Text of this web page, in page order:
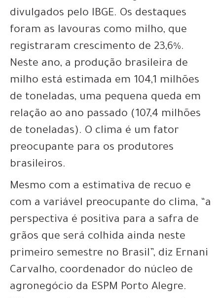
divulgados pelo IBGE. Os destaques
foram as lavouras como milho, que
registraram crescimento de 23,6%.
Neste ano, a produção brasileira de
milho está estimada em 104,1 milhões
de toneladas, uma pequena queda em
relação ao ano passado (107,4 milhões
de toneladas). O clima é um fator
preocupante para os produtores
brasileiros.
Mesmo com a estimativa de recuo e
com a variável preocupante do clima, “a
perspectiva é positiva para a safra de
grãos que será colhida ainda neste
primeiro semestre no Brasil”, diz Ernani
Carvalho, coordenador do núcleo de
agronegócio da ESPM Porto Alegre.